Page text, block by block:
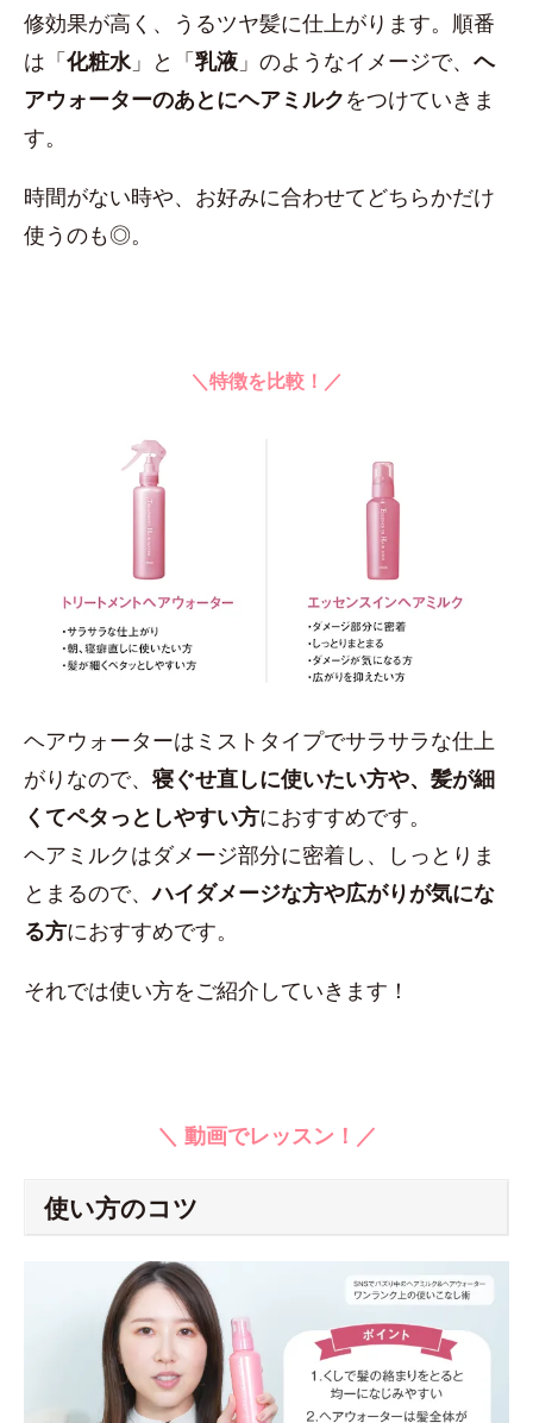
修効果が高く、うるツヤ髪に仕上がります。順番
は「化粧水」と「乳液 」のようなイメージで、 ヘ
アウォーターのあとにヘアミルクをつけていきま
す。
時間がない時や、お好みに合わせてどちらかだけ
使うのも◎。
＼特徴を比較！／
ヘアウォーターはミストタイプでサラサラな仕上
がりなので、寝ぐせ直しに使いたい方や、髪が細
くてペタっとしやすい方におすすめです。
ヘアミルクはダメージ部分に密着し、しっとりま
とまるので、ハイダメージな方や広がりが気にな
る方におすすめです。
それでは使い方をご紹介していきます！
＼ 動画でレッスン！／
使い方のコツ